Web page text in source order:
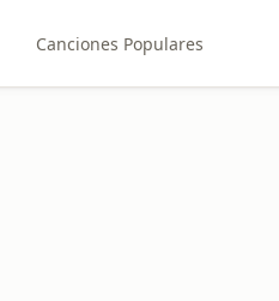
Canciones Populares